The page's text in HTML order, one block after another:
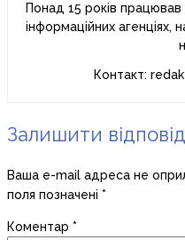
Понад 15 років працював
інформаційних агенціях,
Контакт:
Залишити
Ваша e-mail адреса не
поля позначені *
Коментар *